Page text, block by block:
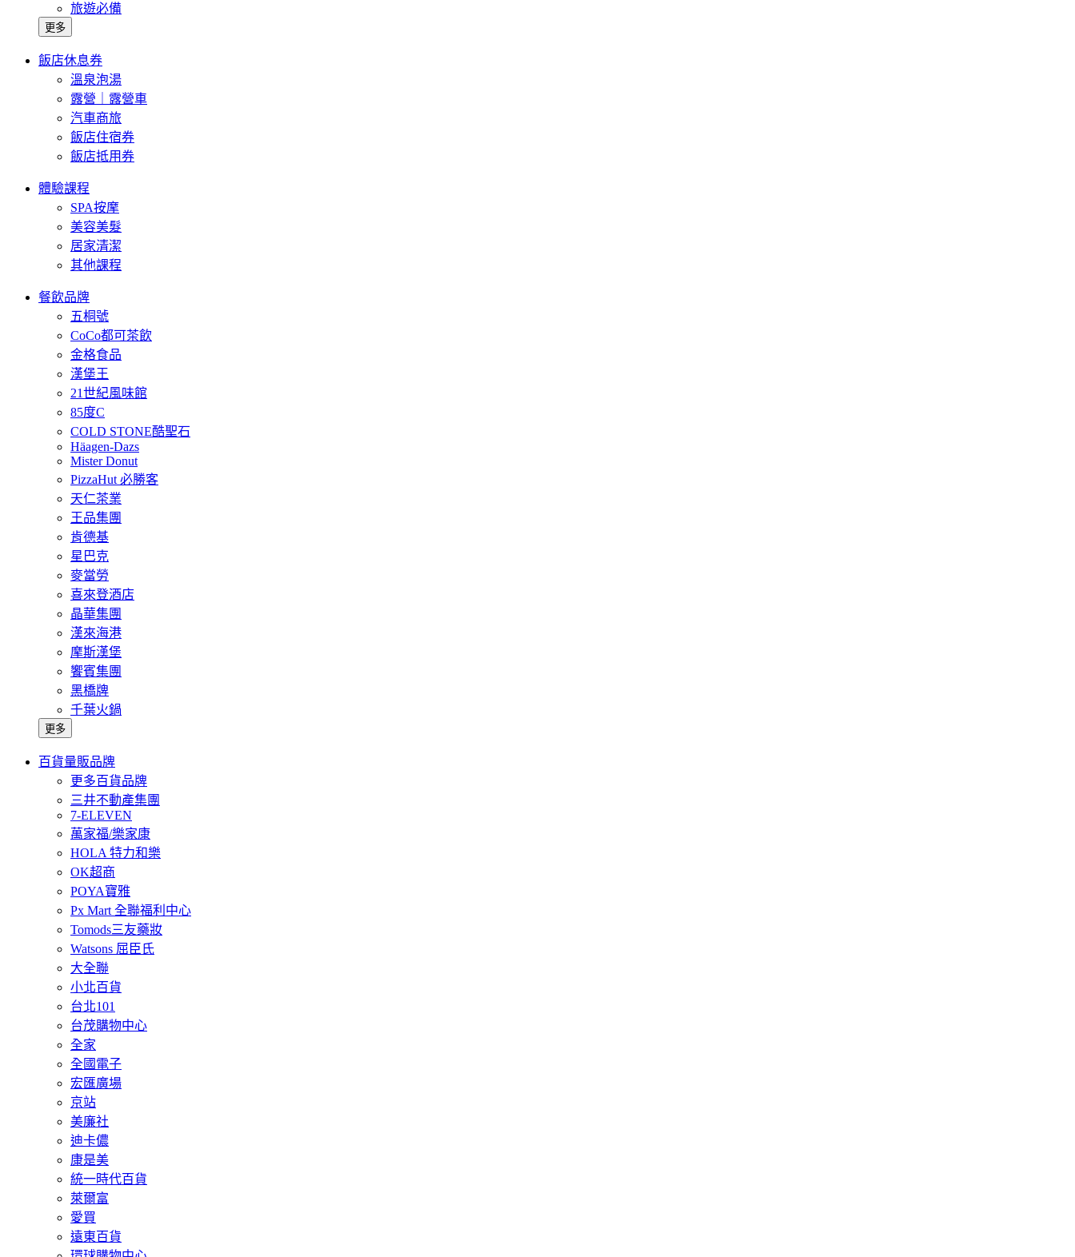
旅遊必備
更多
飯店休息券
溫泉泡湯
露營｜露營車
汽車商旅
飯店住宿券
飯店抵用券
體驗課程
SPA按摩
美容美髮
居家清潔
其他課程
餐飲品牌
五桐號
CoCo都可茶飲
金格食品
漢堡王
21世紀風味館
85度C
COLD STONE酷聖石
Häagen-Dazs
Mister Donut
PizzaHut 必勝客
天仁茶業
王品集團
肯德基
星巴克
麥當勞
喜來登酒店
晶華集團
漢來海港
摩斯漢堡
饗賓集團
黑橋牌
千葉火鍋
更多
百貨量販品牌
更多百貨品牌
三井不動產集團
7-ELEVEN
萬家福/樂家康
HOLA 特力和樂
OK超商
POYA寶雅
Px Mart 全聯福利中心
Tomods三友藥妝
Watsons 屈臣氏
大全聯
小北百貨
台北101
台茂購物中心
全家
全國電子
宏匯廣場
京站
美廉社
迪卡儂
康是美
統一時代百貨
萊爾富
愛買
遠東百貨